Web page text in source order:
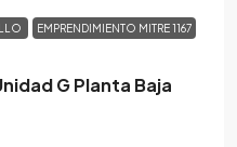
EMPRENDIMIENTO MITRE 1167
G Planta Baja